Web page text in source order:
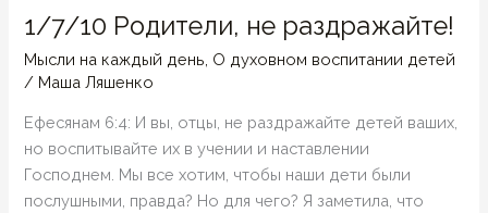
или
iMasha
2
1/7/10 Родители, не раздражайте!
Мысли на каждый день О духовном воспитании детей
/ Маша Ляшенко
Ефесянам 6:4: И вы, отцы, не раздражайте детей ваших,
но воспитывайте их в учении и наставлении
Господнем. Мы все хотим, чтобы наши дети были
послушными, правда? Но для чего? Я заметила, что